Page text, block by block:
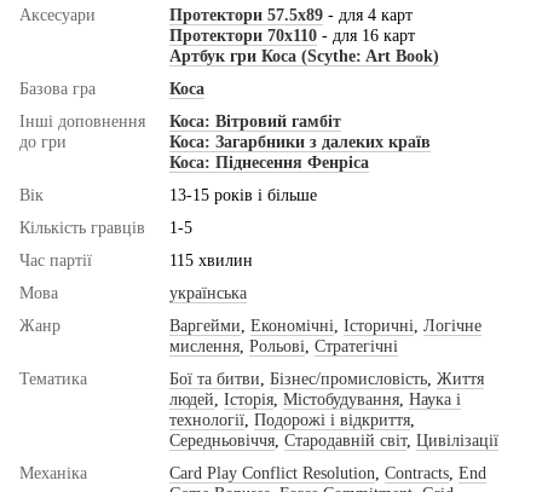
Аксесуари Протектори 57.5x89 - для 4 карт
Протектори 70х110 - для 16 карт
Артбук гри Коса (Scythe: Art Book)
Базова гра
Коса
Інші доповнення
до гри
Коса: Вітровий гамбіт
Коса: Загарбники з далеких країв
Коса: Піднесення Фенріса
Вік
13-15 років і більше
Кількість гравців
1-5
Час партії
115 хвилин
Мова
українська
Жанр
Варгейми Економічні Історичні Логічне
мислення Рольові Стратегічні
Тематика
Бої та битви Бізнес/промисловість Життя
людей Історія Містобудування Наука і
технології Подорожі і відкриття
Середньовіччя Стародавній світ, Цивілізації
Механіка
Card Play Conflict Resolution Contracts End